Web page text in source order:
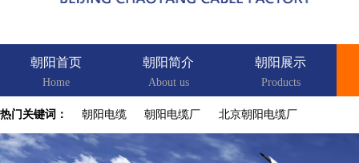
朝阳首页
Home
朝阳简介
About us
朝阳展示
Products
热门关键词： 朝阳电缆 朝阳电缆厂 北京朝阳电缆厂